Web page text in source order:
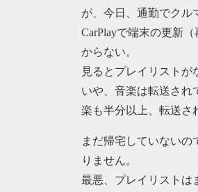
が、今日、通勤でクル
CarPlayで端末の更新
からない。
見るとプレイリストが
いや、音楽は転送され
楽も半分以上、転送さ
まだ帰宅していないの
りません。
最悪、プレイリストは